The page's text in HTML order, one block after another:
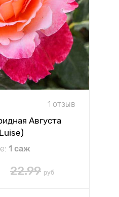
1 отзыв
Августа
1 саж
22.99 руб